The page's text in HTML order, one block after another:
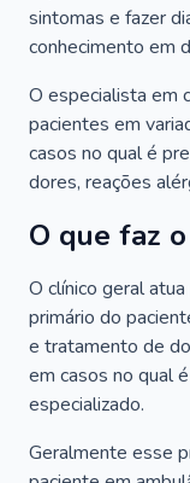
sintomas e fazer
conhecimento em
O especialista em
pacientes em
casos no qual é
dores, reações
O que faz
O clínico geral
primário do
e tratamento de
em casos no qual
especializado.
Geralmente esse